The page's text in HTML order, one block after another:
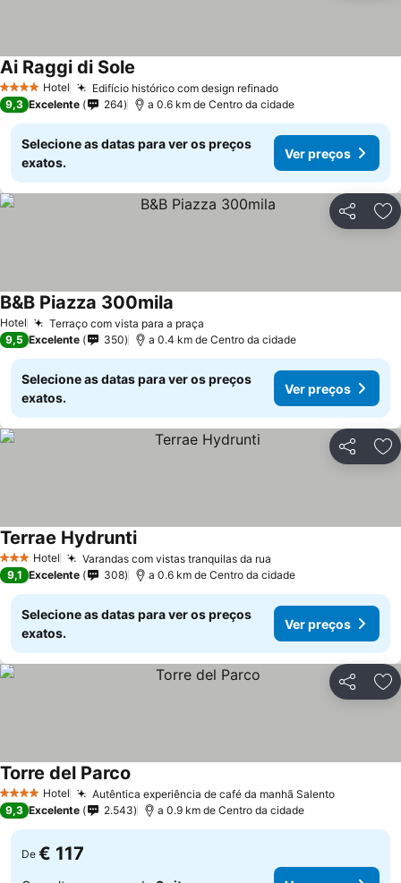
4 EstrelasHotel Edifício histórico com design refinado
Ai Raggi di Sole
9,3 Excelente 264 a 0.6 km de Centro da cidade
Selecione as datas para ver os preços
exatos.
Ver preços
Partilhar
Hotel Terraço com vista para a praça
B&B Piazza 300mila
9,5 Excelente 350 a 0.4 km de Centro da cidade
Selecione as datas para ver os preços
exatos.
Ver preços
Partilhar
3 EstrelasHotel Varandas com vistas tranquilas da rua
Terrae Hydrunti
9,1 Excelente 308 a 0.6 km de Centro da cidade
Selecione as datas para ver os preços
exatos.
Ver preços
Partilhar
4 EstrelasHotel Autêntica experiência de café da manhã Salento
Torre del Parco
9,3 Excelente 2.543 a 0.9 km de Centro da cidade
De € 117